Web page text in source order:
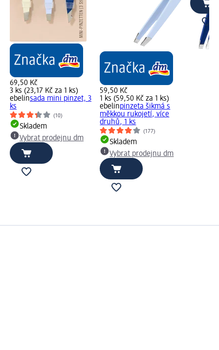
69,50 Kč
3 ks (23,17 Kč za 1 ks)
ebelinsada mini pinzet, 3
ks
(10)
Skladem
Vybrat prodejnu dm
59,50 Kč
1 ks (59,50 Kč za 1 ks)
ebelinpinzeta šikmá s
měkkou rukojetí, více
druhů, 1 ks
(177)
Skladem
Vybrat prodejnu dm